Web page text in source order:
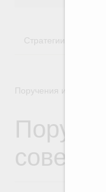
Стратегии
Поручения и их